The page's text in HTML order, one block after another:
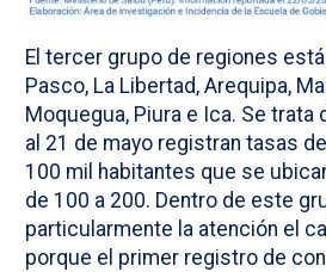
El tercer grupo de regiones
Pasco, La Libertad, Arequipa,
Moquegua, Piura e Ica. Se trata
al 21 de mayo registran tasas
100 mil habitantes que se
de 100 a 200. Dentro de este
particularmente la atención el
porque el primer registro de